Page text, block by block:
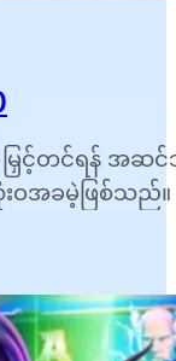
တင်ရန် အဆင်သ
ဝအခမဲ့ဖြစ်သည်